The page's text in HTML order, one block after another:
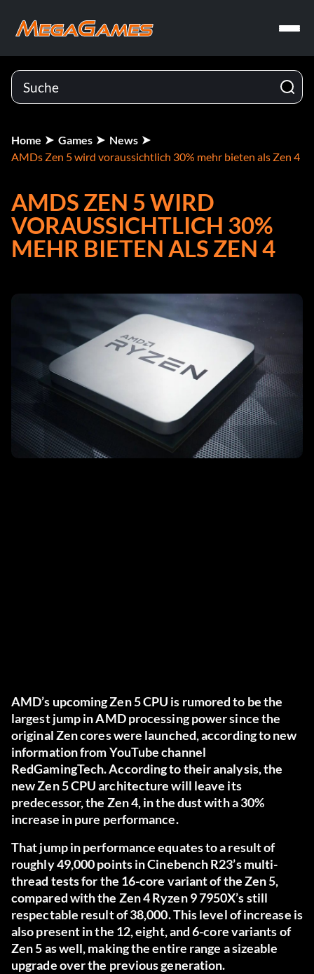
Home Games
News
AMDs Zen 5 wird voraussichtlich 30% mehr bieten als Zen 4
AMDS ZEN 5 WIRD
VORAUSSICHTLICH 30%
MEHR BIETEN ALS ZEN 4
AMD’s upcoming Zen 5 CPU is rumored to be the
largest jump in AMD processing power since the
original Zen cores were launched, according to new
information from YouTube channel
RedGamingTech. According to their analysis, the
new Zen 5 CPU architecture will leave its
predecessor, the Zen 4, in the dust with a 30%
increase in pure performance.
That jump in performance equates to a result of
roughly 49,000 points in Cinebench R23’s multi-
thread tests for the 16-core variant of the Zen 5,
compared with the Zen 4 Ryzen 9 7950X’s still
respectable result of 38,000. This level of increase is
also present in the 12, eight, and 6-core variants of
Zen 5 as well, making the entire range a sizeable
upgrade over the previous generation.